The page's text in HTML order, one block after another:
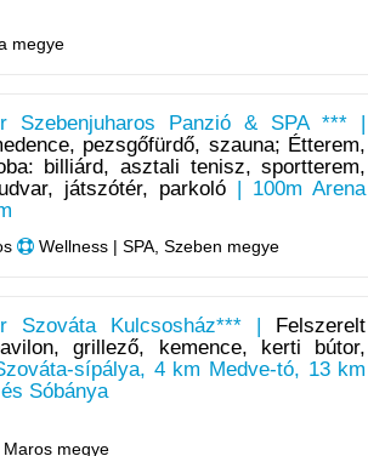
megye
Szebenjuharos Panzió & SPA *** |
pezsgőfürdő, szauna; Étterem,
billiárd, asztali tenisz, sportterem,
játszótér, parkoló | 100m Arena
Wellness | SPA, Szeben megye
Szováta Kulcsosház*** |
Felszerelt
grillező, kemence, kerti bútor,
sípálya, 4 km Medve-tó, 13 km
Sóbánya
Maros megye